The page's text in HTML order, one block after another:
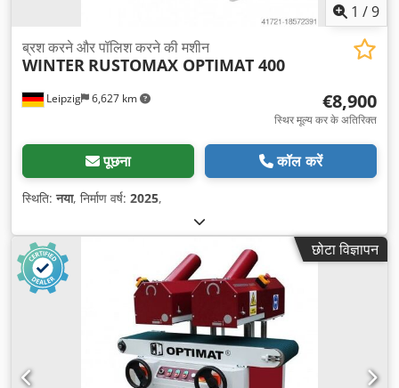
1 /9
Leipzig 6,627 km
ब्रश करने और पॉलिश करने की मशीन
WINTER RUSTOMAX OPTIMAT 400
€8,900
स्थिर मूल्य कर के अतिरिक्त
पूछना कॉल करें
स्थिति:नया, निर्माण वर्ष: 2025,
छोटा विज्ञापन